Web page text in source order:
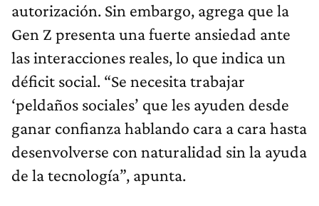
autorización. Sin embargo, agrega que la
Gen Z presenta una fuerte ansiedad ante
las interacciones reales, lo que indica un
déficit social. “Se necesita trabajar
‘peldaños sociales’ que les ayuden desde
ganar confianza hablando cara a cara hasta
desenvolverse con naturalidad sin la ayuda
de la tecnología”, apunta.